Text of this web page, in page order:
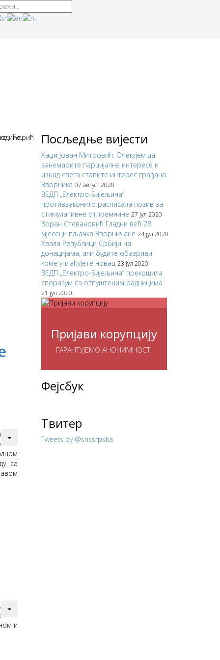
Ћорић
Посљедње вијести
Хаџи Јован Митровић: Очекујем да
занемарите парцијалне интересе и
изнад свега ставите интерес грађана
Зворника 07 август 2020
ЗЕДП „Електро-Бијељина“
противзаконито расписала позив за
стимулативне отпремнине 27 јул 2020
Зоран Стевановић Гладни већ 28
мјесеци пљачка Зворничане 24 јул 2020
Хвала Републици Србији на
донацијама, али будите обазриви
коме уплаћујете новац 23 јул 2020
ЗЕДП „Електро-Бијељина“ прекршила
споразум са отпуштеним радницима
21 јул 2020
са
и
Пријави корупцију
ГАРАНТУЈЕМО АНОНИМНОСТ!
Фејсбук
Твитер
Tweets by @snssrpska